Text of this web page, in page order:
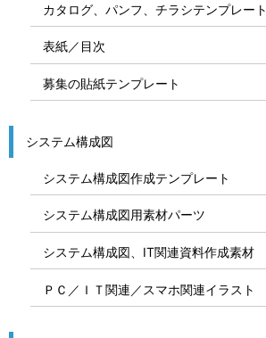
カタログ、パンフ、チラシテンプレート
表紙／目次
募集の貼紙テンプレート
システム構成図
システム構成図作成テンプレート
システム構成図用素材パーツ
システム構成図、IT関連資料作成素材
ＰＣ／ＩＴ関連／スマホ関連イラスト